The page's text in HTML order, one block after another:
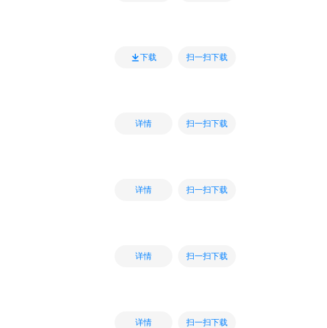
下载 扫一扫下载
详情 扫一扫下载
详情 扫一扫下载
详情 扫一扫下载
详情 扫一扫下载